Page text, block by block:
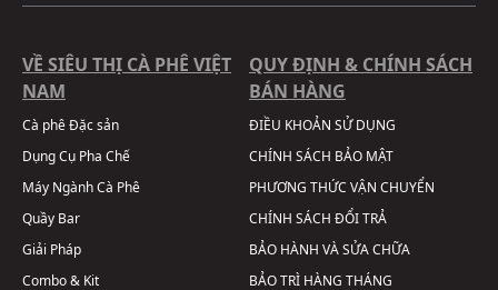
VỀ SIÊU THỊ CÀ PHÊ VIỆT
NAM
Cà phê Đặc sản
Dụng Cụ Pha Chế
Máy Ngành Cà Phê
Quầy Bar
Giải Pháp
Combo & Kit
QUY ĐỊNH & CHÍNH SÁCH
BÁN HÀNG
ĐIỀU KHOẢN SỬ DỤNG
CHÍNH SÁCH BẢO MẬT
PHƯƠNG THỨC VẬN CHUYỂN
CHÍNH SÁCH ĐỔI TRẢ
BẢO HÀNH VÀ SỬA CHỮA
BẢO TRÌ HÀNG THÁNG